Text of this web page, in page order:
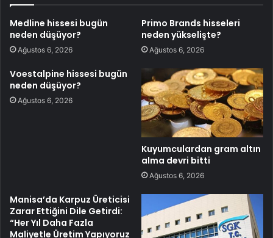
Medline hissesi bugün
neden düşüyor?
Ağustos 6, 2026
Primo Brands hisseleri
neden yükselişte?
Ağustos 6, 2026
Voestalpine hissesi bugün
neden düşüyor?
Ağustos 6, 2026
Kuyumculardan gram altın
alma devri bitti
Ağustos 6, 2026
Manisa’da Karpuz Üreticisi
Zarar Ettiğini Dile Getirdi:
“Her Yıl Daha Fazla
Maliyetle Üretim Yapıyoruz